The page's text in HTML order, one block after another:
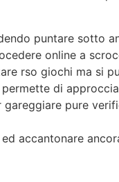
puntare sotto
online a
rso giochi ma si
di
pure
accantonare